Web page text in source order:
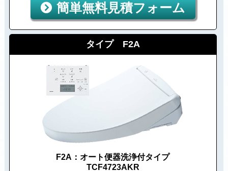
簡単無料見積フォーム
タイプ F2A
F2A：オート便器洗浄付タイプ
TCF4723AKR